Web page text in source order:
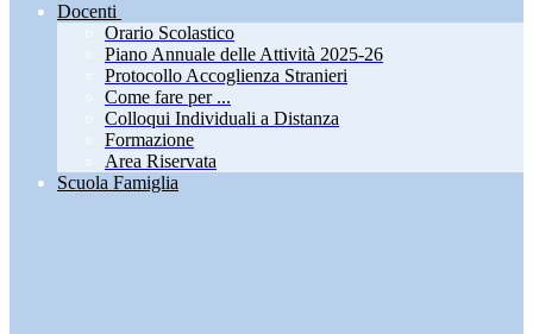
Docenti
Orario Scolastico
Piano Annuale delle Attività 2025-26
Protocollo Accoglienza Stranieri
Come fare per ...
Colloqui Individuali a Distanza
Formazione
Area Riservata
Scuola Famiglia